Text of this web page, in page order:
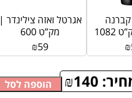
₪140 הוספה לסל
אגרטל ואזה צילינדר |
מק”ט 600
₪59
קברנה
₪